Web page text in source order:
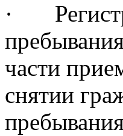
·
части
снятии